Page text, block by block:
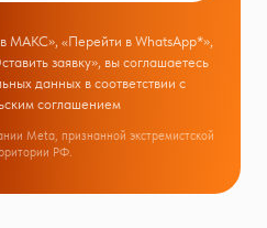
МАКС», «Перейти в WhatsApp*»,
заявку», вы соглашаетесь
данных в соответствии с
соглашением
Meta, признанной экстремистской
РФ.